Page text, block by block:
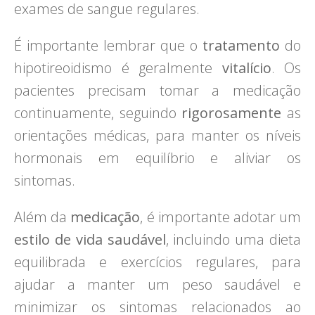
exames de sangue regulares.
É importante lembrar que o tratamento do
hipotireoidismo é geralmente vitalício. Os
pacientes precisam tomar a medicação
continuamente, seguindo rigorosamente as
orientações médicas, para manter os níveis
hormonais em equilíbrio e aliviar os
sintomas.
Além da medicação, é importante adotar um
estilo de vida saudável, incluindo uma dieta
equilibrada e exercícios regulares, para
ajudar a manter um peso saudável e
minimizar os sintomas relacionados ao